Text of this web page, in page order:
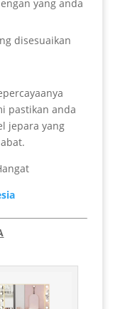
yang anda
disesuaikan
pastikan anda
jepara yang